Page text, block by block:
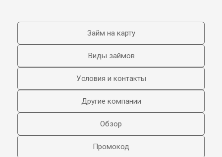
Займ на карту
Виды займов
Условия и контакты
Другие компании
Обзор
Промокод